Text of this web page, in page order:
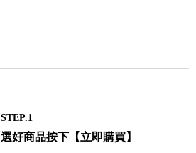
STEP.1
選好商品按下【立即購買】